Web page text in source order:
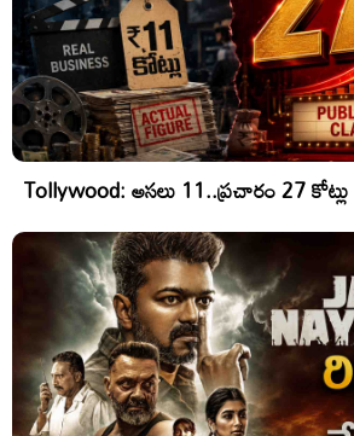
Tollywood: అసలు 11..ప్రచారం 27 కోట్లు